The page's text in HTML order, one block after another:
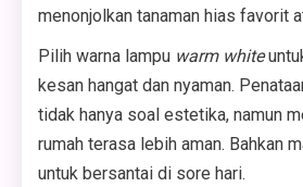
menonjolkan tanaman hias favorit
Pilih warna lampu warm white
kesan hangat dan nyaman.
tidak hanya soal estetika, namun
rumah terasa lebih aman. Bahkan
untuk bersantai di sore hari.